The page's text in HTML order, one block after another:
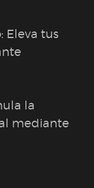
Eleva tus
la
mediante